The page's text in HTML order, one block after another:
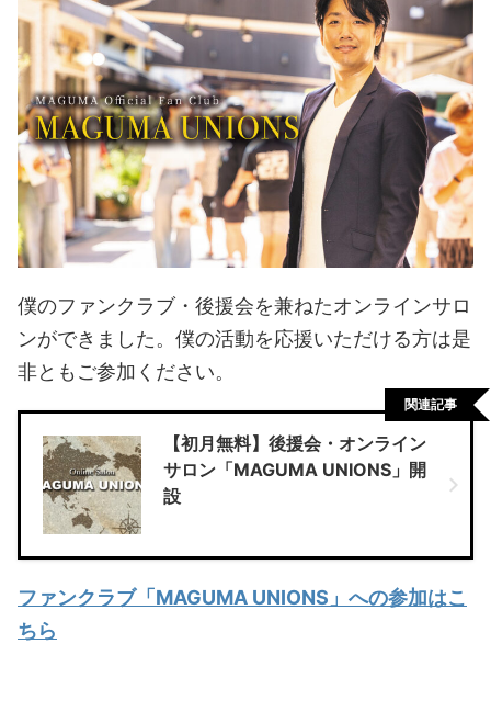
僕のファンクラブ・後援会を兼ねたオンラインサロ
ンができました。僕の活動を応援いただける方は是
非ともご参加ください。
【初月無料】後援会・オンライン
サロン「MAGUMA UNIONS」開
設
関連記事
ファンクラブ「MAGUMA UNIONS」への参加はこ
ちら